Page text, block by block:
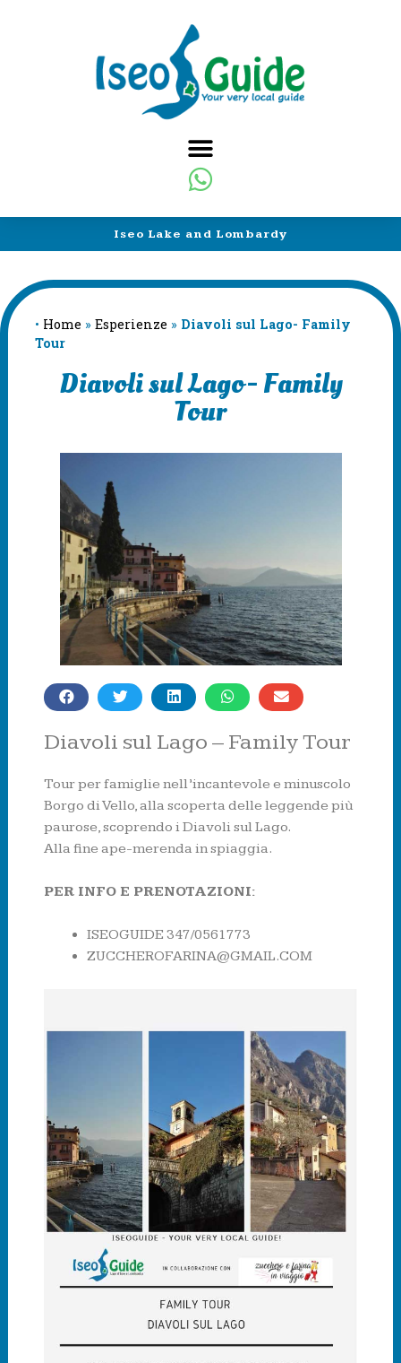
Iseo Lake and Lombardy
• Home » Esperienze » Diavoli sul Lago- Family
Tour
Diavoli sul Lago- Family
Tour
Diavoli sul Lago – Family Tour
Tour per famiglie nell’incantevole e minuscolo
Borgo di Vello, alla scoperta delle leggende più
paurose, scoprendo i Diavoli sul Lago.
Alla fine ape-merenda in spiaggia.
PER INFO E PRENOTAZIONI:
ISEOGUIDE 347/0561773
ZUCCHEROFARINA@GMAIL.COM